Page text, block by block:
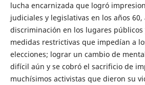
lucha encarnizada que logró
judiciales y legislativas en los años 60,
discriminación en los lugares
medidas restrictivas que impedían a
elecciones; lograr un cambio de
difícil aún y se cobró el sacrificio de
muchísimos activistas que dieron su